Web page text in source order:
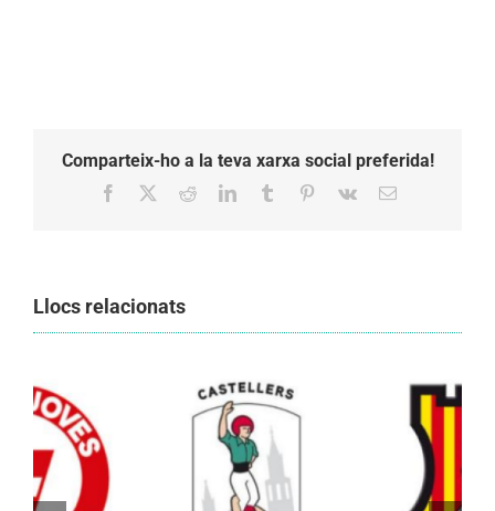
Comparteix-ho a la teva xarxa social preferida!
Facebook RedditLinkedInTumblr Pinterest
Vk Email:
Llocs relacionats